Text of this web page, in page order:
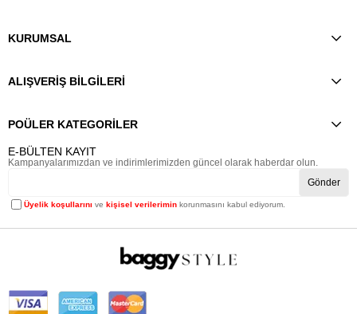
KURUMSAL
ALIŞVERİŞ BİLGİLERİ
POÜLER KATEGORİLER
E-BÜLTEN KAYIT
Kampanyalarımızdan ve indirimlerimizden güncel olarak haberdar olun.
Gönder
Üyelik koşullarını ve kişisel verilerimin korunmasını kabul ediyorum.